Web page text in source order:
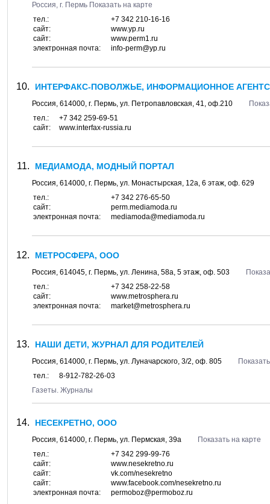
Россия, г. Пермь Показать на карте
тел.:
+7 342 210-16-16
сайт:
www.yp.ru
сайт:
www.perm1.ru
электронная почта:
info-perm@yp.ru
ИНТЕРФАКС-ПОВОЛЖЬЕ, ИНФОРМАЦИОННОЕ
Россия, 614000, г. Пермь, ул. Петропавловская, 41, оф.210
тел.:
+7 342 259-69-51
сайт:
www.interfax-russia.ru
МЕДИАМОДА, МОДНЫЙ ПОРТАЛ
Россия, 614000, г. Пермь, ул. Монастырская, 12а, 6 этаж, оф. 629
тел.:
+7 342 276-65-50
сайт:
perm.mediamoda.ru
электронная почта:
mediamoda@mediamoda.ru
МЕТРОСФЕРА, ООО
Россия, 614045, г. Пермь, ул. Ленина, 58а, 5 этаж, оф. 503
тел.:
+7 342 258-22-58
сайт:
www.metrosphera.ru
электронная почта:
market@metrosphera.ru
НАШИ ДЕТИ, ЖУРНАЛ ДЛЯ РОДИТЕЛЕЙ
Россия, 614000, г. Пермь, ул. Луначарского, 3/2, оф. 805
тел.:
8-912-782-26-03
Газеты. Журналы
НЕСЕКРЕТНО, ООО
Россия, 614000, г. Пермь, ул. Пермская, 39а
Показать на карте
тел.:
+7 342 299-99-76
сайт:
www.nesekretno.ru
сайт:
vk.com/nesekretno
сайт:
www.facebook.com/nesekretno.ru
электронная почта:
permoboz@permoboz.ru